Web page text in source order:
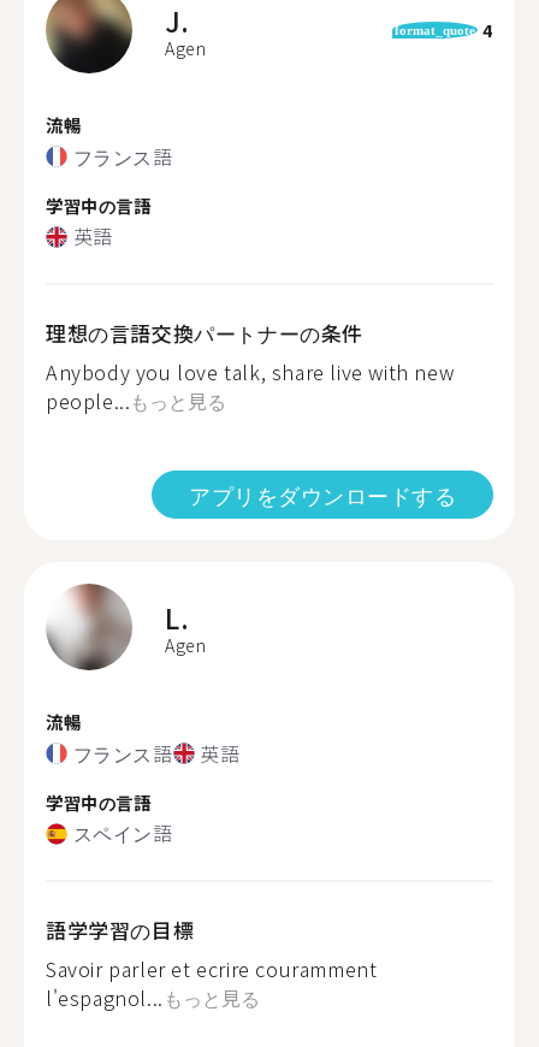
J.
Agen
format_quote 4
流暢
フランス語
学習中の言語
英語
理想の言語交換パートナーの条件
Anybody you love talk, share live with new
people...もっと見る
アプリをダウンロードする
L.
Agen
流暢
フランス語 英語
学習中の言語
スペイン語
語学学習の目標
Savoir parler et ecrire couramment
l'espagnol... もっと見る